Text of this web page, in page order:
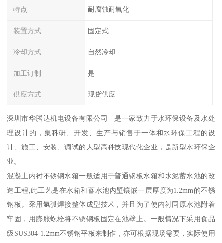
特点 耐腐蚀耐氧化
装置方式 固定式
冷却方式 自然冷却
加工订制 是
供应方式 现货供应
深圳市华腾达机电设备有限公司，是一家致力于水环保设备及水处
理设计的，集科研、开发、生产与销售于一体和水环保工程的设
计、施工、安装、调试的大型高科技现代化企业，是新型水环保企
业。
混凝土内衬不锈钢水箱一般适用于普通钢板水箱和水泥蓄水池的改
造工程,此工艺是在水箱和蓄水池内壁镶嵌一层厚度为1.2mm的不锈
钢板。采用氩弧焊接整体成型技术，并且为了使内衬同原水池附着
牢固，用膨胀螺栓将不锈钢板固定在池壁上。一般情况下采用食品
级SUS304-1.2mm不锈钢平板来制作，亦可根据现场需要，实际使用